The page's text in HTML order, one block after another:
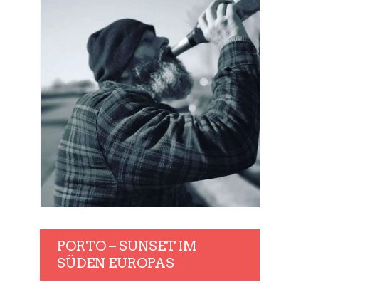
PORTO – SUNSET IM
SÜDEN EUROPAS